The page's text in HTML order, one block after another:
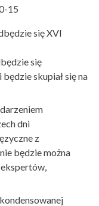
15
się XVI
się
skupiał się na
dni
z
będzie można